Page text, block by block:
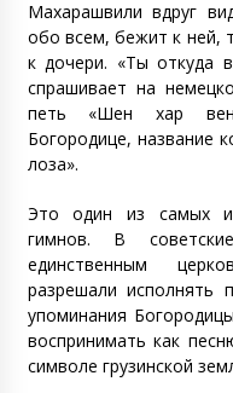
Махарашвили вдруг
обо всем, бежит к ней,
к дочери. «Ты откуда
спрашивает на
петь «Шен хар
Богородице, название
лоза».
Это один из самых
гимнов. В
единственным
разрешали исполнять
упоминания
воспринимать как
символе грузинской